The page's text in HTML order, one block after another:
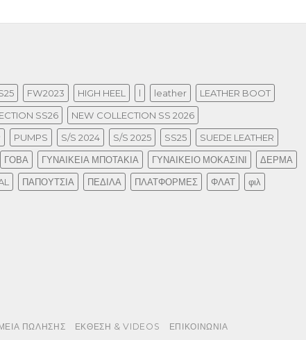
FW2023 HIGH HEEL l leather
LEATHER BOOT
SS26
NEW COLLECTION SS 2026
PUMPS S/S 2024 S/S 2025 SS25
SUEDE LEATHER
ΓΟΒΑ ΓΥΝΑΙΚΕΙΑ ΜΠΟΤΑΚΙΑ ΓΥΝΑΙΚΕΙΟ ΜΟΚΑΣΙΝΙ
ΔΕΡΜΑ
ΠΑΠΟΥΤΣΙΑ ΠΕΔΙΛΑ ΠΛΑΤΦΟΡΜΕΣ ΦΛΑΤ φιλ
ΠΩΛΗΣΗΣ ΕΚΘΕΣΗ & VIDEOS ΕΠΙΚΟΙΝΩΝΙΑ